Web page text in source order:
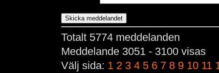
Totalt 5774 meddelanden
Meddelande 3051 - 3100 visas
Välj sida: 1 2 3 4 5 6 7 8 9 10 11